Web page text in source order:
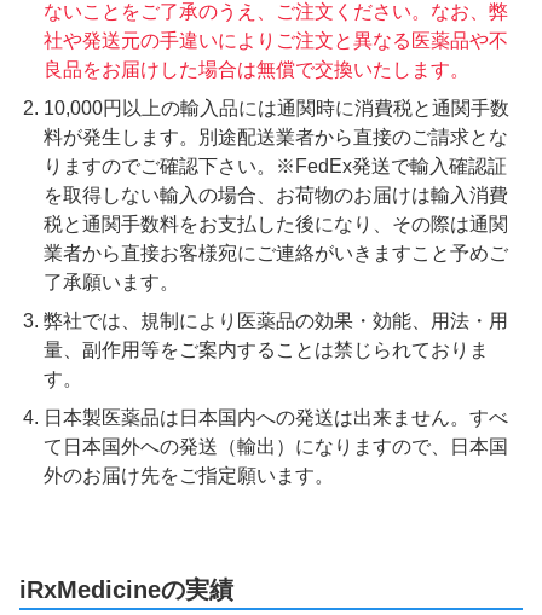
ないことをご了承のうえ、ご注文ください。なお、弊
社や発送元の手違いによりご注文と異なる医薬品や不
良品をお届けした場合は無償で交換いたします。
10,000円以上の輸入品には通関時に消費税と通関手数
料が発生します。別途配送業者から直接のご請求とな
りますのでご確認下さい。※FedEx発送で輸入確認証
を取得しない輸入の場合、お荷物のお届けは輸入消費
税と通関手数料をお支払した後になり、その際は通関
業者から直接お客様宛にご連絡がいきますこと予めご
了承願います。
弊社では、規制により医薬品の効果・効能、用法・用
量、副作用等をご案内することは禁じられておりま
す。
日本製医薬品は日本国内への発送は出来ません。すべ
て日本国外への発送（輸出）になりますので、日本国
外のお届け先をご指定願います。
iRxMedicineの実績